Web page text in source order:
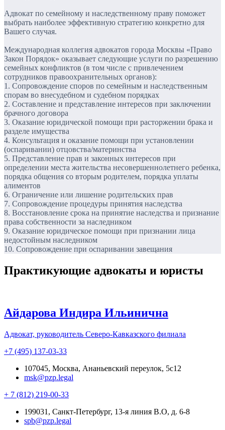
Адвокат по семейному и наследственному праву поможет
выбрать наиболее эффективную стратегию конкретно для
Вашего случая.
Международная коллегия адвокатов города Москвы «Право
Закон Порядок» оказывает следующие услуги по разрешению
семейных конфликтов (в том числе с привлечением
сотрудников правоохранительных органов):
1. Сопровождение споров по семейным и наследственным
спорам во внесудебном и судебном порядках
2. Составление и представление интересов при заключении
брачного договора
3. Оказание юридической помощи при расторжении брака и
разделе имущества
4. Консультация и оказание помощи при установлении
(оспаривании) отцовства/материнства
5. Представление прав и законных интересов при
определении места жительства несовершеннолетнего ребенка,
порядка общения со вторым родителем, порядка уплаты
алиментов
6. Ограничение или лишение родительских прав
7. Сопровождение процедуры принятия наследства
8. Восстановление срока на принятие наследства и признание
права собственности за наследником
9. Оказание юридическое помощи при признании лица
недостойным наследником
10. Сопровождение при оспаривании завещания
Практикующие адвокаты и юристы
Айдарова Индира Ильинична
Адвокат, руководитель Северо-Кавказского филиала
+7 (495) 137-03-33
107045, Москва, Ананьевский переулок, 5с12
msk@pzp.legal
+ 7 (812) 219-00-33
199031, Санкт-Петербург, 13-я линия В.О, д. 6-8
spb@pzp.legal